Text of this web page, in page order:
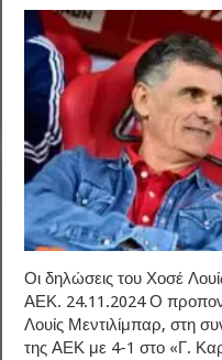
Οι δηλώσεις του Χοσέ
ΑΕΚ. 24.11.2024 Ο
Λουίς Μεντιλίμπαρ, στη
της ΑΕΚ με 4-1 στο «Γ.